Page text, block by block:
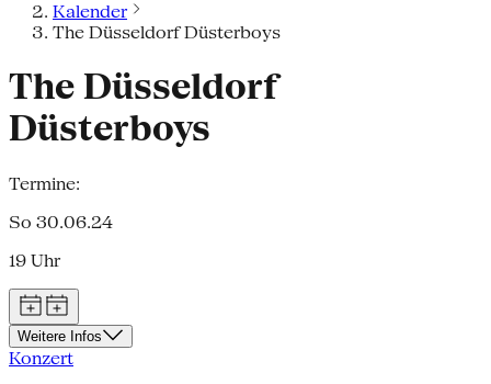
Kalender
The Düsseldorf Düsterboys
The Düsseldorf
Düsterboys
Termine:
So 30.06.24
19 Uhr
Weitere Infos
Konzert